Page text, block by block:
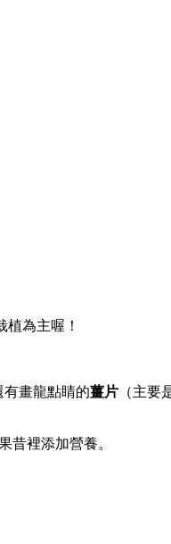
為主喔！
有畫龍點睛的薑片 （主要
昔裡添加營養。